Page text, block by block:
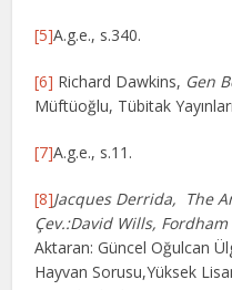
[5]A.g.e., s.340.
[6] Richard Dawkins, Gen
Müftüoğlu, Tübitak
[7]A.g.e., s.11.
[8]Jacques Derrida, The
Çev.:David Wills,
Aktaran: Güncel Oğulcan
Hayvan Sorusu,Yüksek